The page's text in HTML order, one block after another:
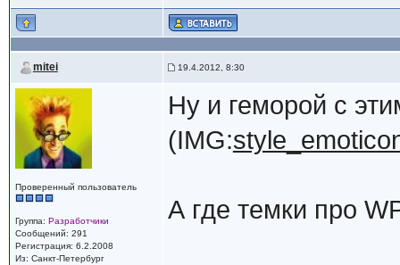
mitei 19.4.2012, 8:30
Проверенный пользователь
Группа: Разработчики
Сообщений: 291
Регистрация: 6.2.2008
Из: Санкт-Петербург
Ну и геморой с
(IMG:
А где темки про